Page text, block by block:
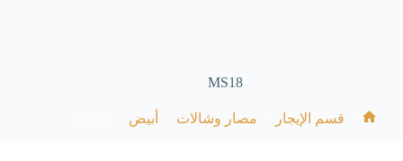
MS18
قسم الإيجار مصار وشالات أبيض